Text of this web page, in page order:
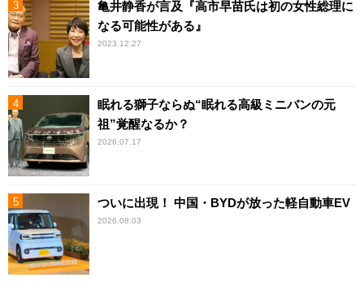
亀井静香が言及『高市早苗氏は初の女性総理に
なる可能性がある』
2023.12.27
眠れる獅子ならぬ“眠れる高級ミニバンの元
祖”覚醒なるか？
2026.07.17
ついに出現！ 中国・BYDが放った軽自動車EV
2026.08.03